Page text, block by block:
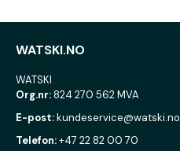
WATSKI.NO
WATSKI
Org.nr:824 270 562 MVA
E-post:kundeservice@watski.no
Telefon:+47 22 82 00 70